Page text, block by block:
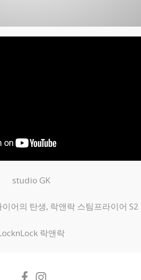
studio GK
어의 탄생, 락앤락 스팀프라이어 S2
락앤락